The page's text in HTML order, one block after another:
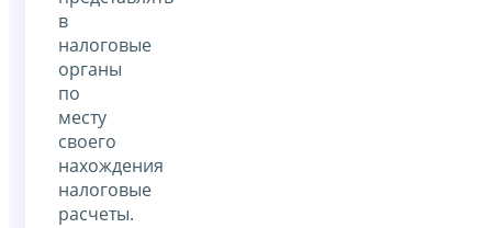
в
налоговые
органы
по
месту
своего
нахождения
налоговые
расчеты.